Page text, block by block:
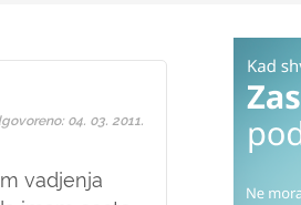
vadjenja
04. 03. 2011.